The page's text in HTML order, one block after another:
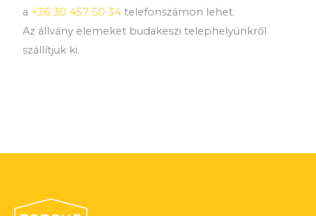
a +36 30 457 50 34 telefonszámon lehet.
Az állvány elemeket budakeszi telephelyünkről
szállítjuk ki.